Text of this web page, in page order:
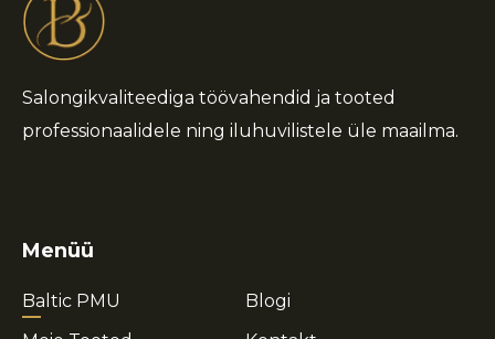
Salongikvaliteediga töövahendid ja tooted
professionaalidele ning iluhuvilistele üle maailma.
Menüü
Baltic PMU
Blogi